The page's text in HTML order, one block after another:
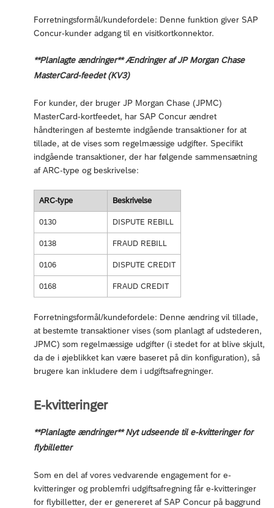
Forretningsformål/kundefordele: Denne funktion giver SAP
Concur-kunder adgang til en visitkortkonnektor.
**Planlagte ændringer** Ændringer af JP Morgan Chase
MasterCard-feedet (KV3)
For kunder, der bruger JP Morgan Chase (JPMC)
MasterCard-kortfeedet, har SAP Concur ændret
håndteringen af bestemte indgående transaktioner for at
tillade, at de vises som regelmæssige udgifter. Specifikt
indgående transaktioner, der har følgende sammensætning
af ARC-type og beskrivelse:
ARC-type Beskrivelse
0130 DISPUTE REBILL
0138 FRAUD REBILL
0106 DISPUTE CREDIT
0168 FRAUD CREDIT
Forretningsformål/kundefordele: Denne ændring vil tillade,
at bestemte transaktioner vises (som planlagt af udstederen,
JPMC) som regelmæssige udgifter (i stedet for at blive skjult,
da de i øjeblikket kan være baseret på din konfiguration), så
brugere kan inkludere dem i udgiftsafregninger.
E-kvitteringer
**Planlagte ændringer** Nyt udseende til e-kvitteringer for
flybilletter
Som en del af vores vedvarende engagement for e-
kvitteringer og problemfri udgiftsafregning får e-kvitteringer
for flybilletter, der er genereret af SAP Concur på baggrund